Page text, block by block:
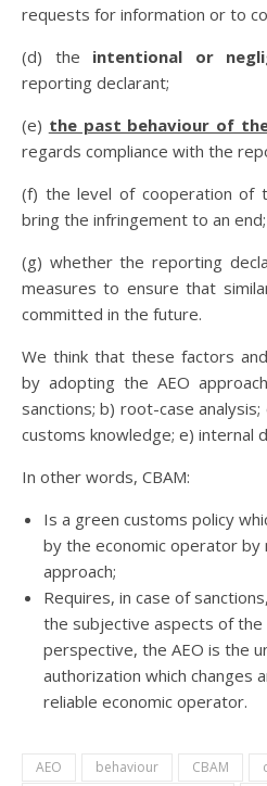
requests for information or to
(d) the intentional or
reporting declarant;
(e) the past behaviour of
regards compliance with the
(f) the level of cooperation of
bring the infringement to an end;
(g) whether the reporting
measures to ensure that
committed in the future.
We think that these factors
by adopting the AEO
sanctions; b) root-case
customs knowledge; e) internal
In other words, CBAM:
Is a green customs policy
by the economic operator by
approach;
Requires, in case of
the subjective aspects of
perspective, the AEO is the
authorization which changes
reliable economic operator.
AEO behaviour CBAM